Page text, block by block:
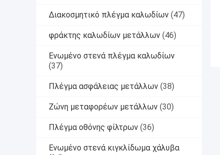
Διακοσμητικό πλέγμα καλωδίων (47)
φράκτης καλωδίων μετάλλων (46)
Ενωμένο στενά πλέγμα καλωδίων
(37)
Πλέγμα ασφάλειας μετάλλων (38)
Ζώνη μεταφορέων μετάλλων (30)
Πλέγμα οθόνης φίλτρων (36)
Ενωμένο στενά κιγκλίδωμα χάλυβα